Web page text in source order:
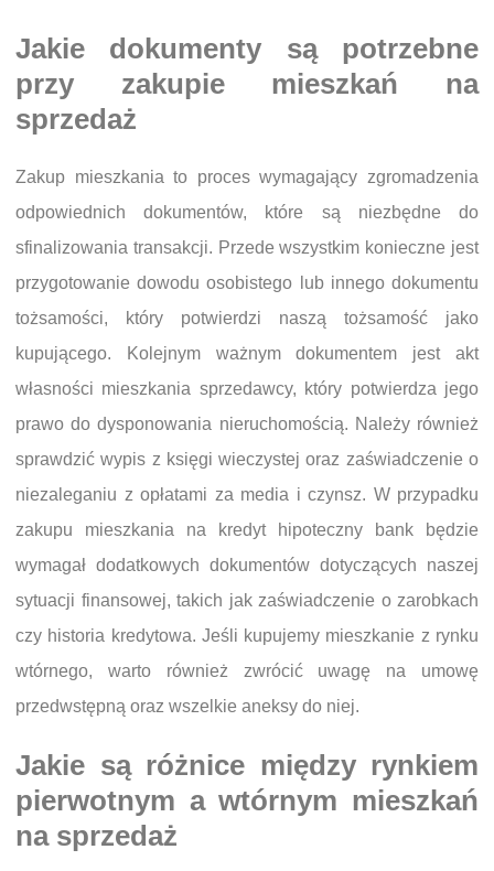
Jakie dokumenty są potrzebne
przy zakupie mieszkań na
sprzedaż
Zakup mieszkania to proces wymagający zgromadzenia
odpowiednich dokumentów, które są niezbędne do
sfinalizowania transakcji. Przede wszystkim konieczne jest
przygotowanie dowodu osobistego lub innego dokumentu
tożsamości, który potwierdzi naszą tożsamość jako
kupującego. Kolejnym ważnym dokumentem jest akt
własności mieszkania sprzedawcy, który potwierdza jego
prawo do dysponowania nieruchomością. Należy również
sprawdzić wypis z księgi wieczystej oraz zaświadczenie o
niezaleganiu z opłatami za media i czynsz. W przypadku
zakupu mieszkania na kredyt hipoteczny bank będzie
wymagał dodatkowych dokumentów dotyczących naszej
sytuacji finansowej, takich jak zaświadczenie o zarobkach
czy historia kredytowa. Jeśli kupujemy mieszkanie z rynku
wtórnego, warto również zwrócić uwagę na umowę
przedwstępną oraz wszelkie aneksy do niej.
Jakie są różnice między rynkiem
pierwotnym a wtórnym mieszkań
na sprzedaż